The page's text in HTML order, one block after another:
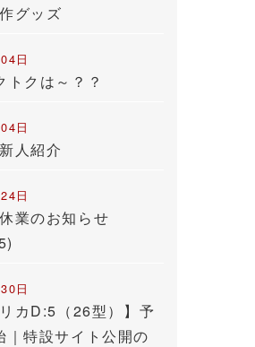
グッズ
日
トクは～？？
日
人紹介
日
業のお知らせ
日
リカD:5（26型）】予
｜特設サイト公開の